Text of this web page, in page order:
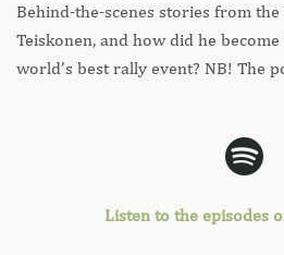
Behind-the-scenes stories from
Teiskonen, and how did he
world’s best rally event? NB! The
Listen to the episodes